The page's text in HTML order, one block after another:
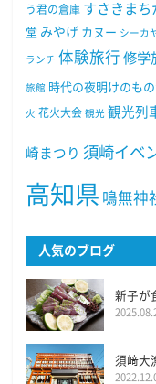
う君の倉庫 すさきま
堂 みやげ カヌー シーカ
ランチ 体験旅行 修学
旅館 時代の夜明けのも
火 花火大会 観光 観光列
崎まつり 須崎イベ
高知県 鳴無神
人気のブログ
新子が
須﨑大